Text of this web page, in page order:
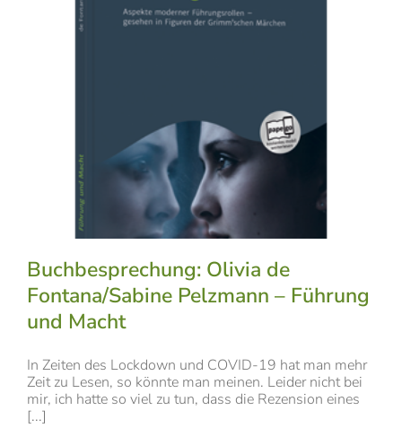
Buchbesprechung: Olivia de
Fontana/Sabine Pelzmann – Führung
und Macht
In Zeiten des Lockdown und COVID-19 hat man mehr
Zeit zu Lesen, so könnte man meinen. Leider nicht bei
mir, ich hatte so viel zu tun, dass die Rezension eines
[...]